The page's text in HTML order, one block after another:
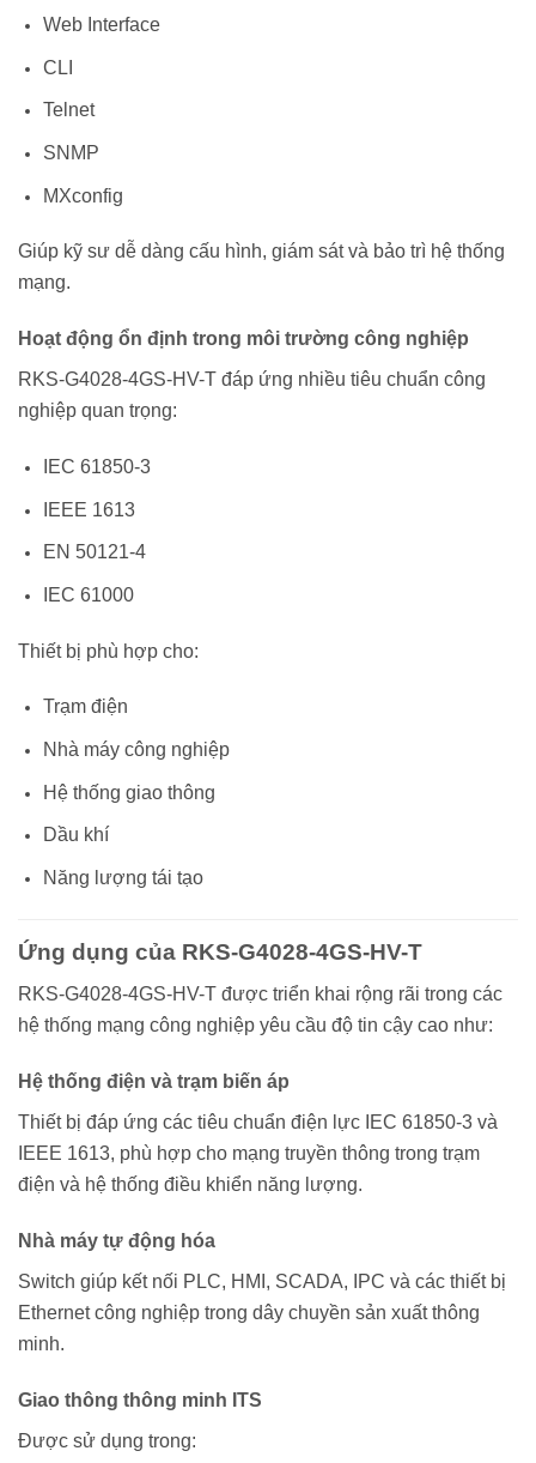
Web Interface
CLI
Telnet
SNMP
MXconfig
Giúp kỹ sư dễ dàng cấu hình, giám sát và bảo trì hệ thống
mạng.
Hoạt động ổn định trong môi trường công nghiệp
RKS-G4028-4GS-HV-T đáp ứng nhiều tiêu chuẩn công
nghiệp quan trọng:
IEC 61850-3
IEEE 1613
EN 50121-4
IEC 61000
Thiết bị phù hợp cho:
Trạm điện
Nhà máy công nghiệp
Hệ thống giao thông
Dầu khí
Năng lượng tái tạo
Ứng dụng của RKS-G4028-4GS-HV-T
RKS-G4028-4GS-HV-T được triển khai rộng rãi trong các
hệ thống mạng công nghiệp yêu cầu độ tin cậy cao như:
Hệ thống điện và trạm biến áp
Thiết bị đáp ứng các tiêu chuẩn điện lực IEC 61850-3 và
IEEE 1613, phù hợp cho mạng truyền thông trong trạm
điện và hệ thống điều khiển năng lượng.
Nhà máy tự động hóa
Switch giúp kết nối PLC, HMI, SCADA, IPC và các thiết bị
Ethernet công nghiệp trong dây chuyền sản xuất thông
minh.
Giao thông thông minh ITS
Được sử dụng trong: